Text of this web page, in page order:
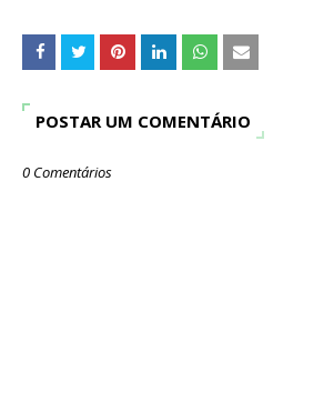
POSTAR UM COMENTÁRIO
0 Comentários